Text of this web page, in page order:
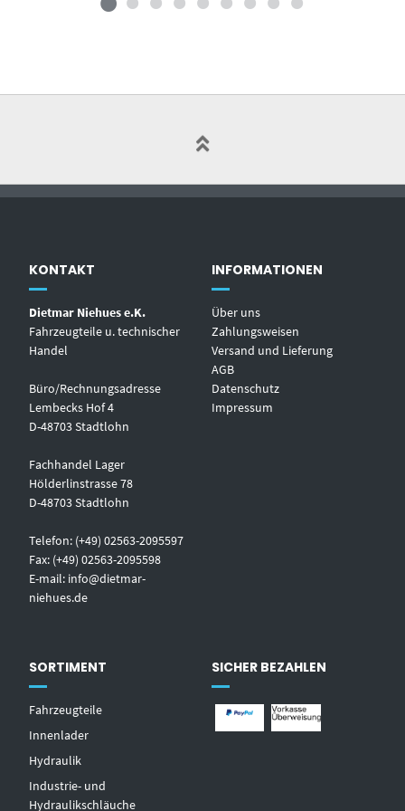
KONTAKT
Dietmar Niehues e.K.
Fahrzeugteile u. technischer
Handel
Büro/Rechnungsadresse
Lembecks Hof 4
D-48703 Stadtlohn
Fachhandel Lager
Hölderlinstrasse 78
D-48703 Stadtlohn
Telefon: (+49) 02563-2095597
Fax: (+49) 02563-2095598
E-mail: info@dietmar-
niehues.de
INFORMATIONEN
Über uns
Zahlungsweisen
Versand und Lieferung
AGB
Datenschutz
Impressum
SORTIMENT
Fahrzeugteile
Innenlader
Hydraulik
Industrie- und
Hydraulikschläuche
SICHER BEZAHLEN